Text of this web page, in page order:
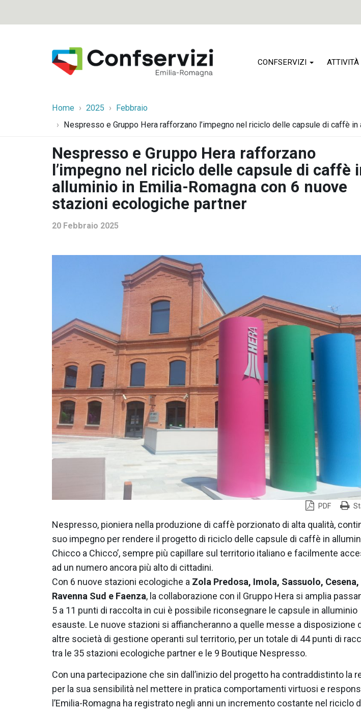
CONFSERVIZI
Home 2025
Febbraio
Nespresso e Gruppo Hera rafforzano l’impegno nel riciclo delle capsule di caffè
Nespresso e Gruppo Hera rafforzano
l’impegno nel riciclo delle capsule di caffè
alluminio in Emilia-Romagna con 6 nuove
stazioni ecologiche partner
20 Febbraio 2025
PDF
Nespresso, pioniera nella produzione di caffè porzionato di alta qualità,
suo impegno per rendere il progetto di riciclo delle capsule di caffè in
Chicco a Chicco’, sempre più capillare sul territorio italiano e facilmente
ad un numero ancora più alto di cittadini.
Con 6 nuove stazioni ecologiche a Zola Predosa, Imola, Sassuolo, Cesena,
Ravenna Sud e Faenza, la collaborazione con il Gruppo Hera si amplia
5 a 11 punti di raccolta in cui è possibile riconsegnare le capsule in alluminio
esauste. Le nuove stazioni si affiancheranno a quelle messe a disposizione
altre società di gestione operanti sul territorio, per un totale di 44 punti di
tra le 35 stazioni ecologiche partner e le 9 Boutique Nespresso.
Con una partecipazione che sin dall’inizio del progetto ha contraddistinto la
per la sua sensibilità nel mettere in pratica comportamenti virtuosi e
l’Emilia-Romagna ha registrato negli anni un incremento costante nel riciclo